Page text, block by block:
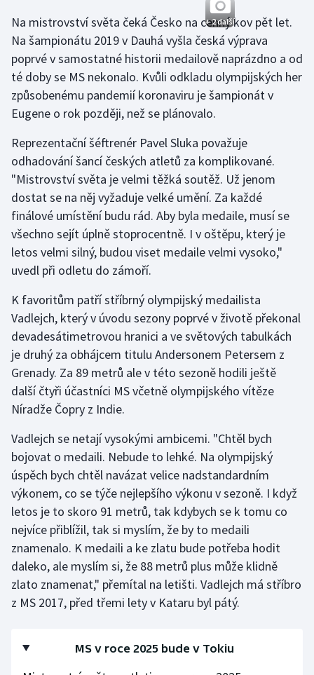
Motorsport
Olympijské hry
Parasport
Plážový volejbal
Ragby
Rychlobruslení
Rychlostní kanoistika
Short track
Sportovní střelba
Stolní tenis
Triatlon
Veslování
Vodní slalom
Volejbal
Ostatní
+ 2 další
Na mistrovství světa čeká Česko na cenný kov pět let.
Na šampionátu 2019 v Dauhá vyšla česká výprava
poprvé v samostatné historii medailově naprázdno a od
té doby se MS nekonalo. Kvůli odkladu olympijských her
způsobenému pandemií koronaviru je šampionát v
Eugene o rok později, než se plánovalo.
Reprezentační šéftrenér Pavel Sluka považuje
odhadování šancí českých atletů za komplikované.
"Mistrovství světa je velmi těžká soutěž. Už jenom
dostat se na něj vyžaduje velké umění. Za každé
finálové umístění budu rád. Aby byla medaile, musí se
všechno sejít úplně stoprocentně. I v oštěpu, který je
letos velmi silný, budou viset medaile velmi vysoko,"
uvedl při odletu do zámoří.
K favoritům patří stříbrný olympijský medailista
Vadlejch, který v úvodu sezony poprvé v životě překonal
devadesátimetrovou hranici a ve světových tabulkách
je druhý za obhájcem titulu Andersonem Petersem z
Grenady. Za 89 metrů ale v této sezoně hodili ještě
další čtyři účastníci MS včetně olympijského vítěze
Níradže Čopry z Indie.
Vadlejch se netají vysokými ambicemi. "Chtěl bych
bojovat o medaili. Nebude to lehké. Na olympijský
úspěch bych chtěl navázat velice nadstandardním
výkonem, co se týče nejlepšího výkonu v sezoně. I když
letos je to skoro 91 metrů, tak kdybych se k tomu co
nejvíce přiblížil, tak si myslím, že by to medaili
znamenalo. K medaili a ke zlatu bude potřeba hodit
daleko, ale myslím si, že 88 metrů plus může klidně
zlato znamenat," přemítal na letišti. Vadlejch má stříbro
z MS 2017, před třemi lety v Kataru byl pátý.
MS v roce 2025 bude v Tokiu